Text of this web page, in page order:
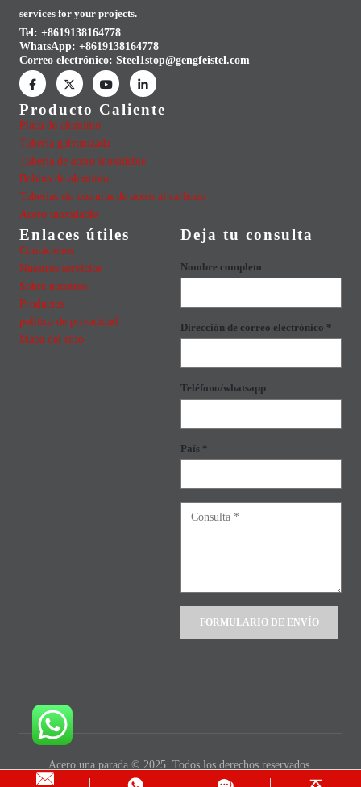
services for your projects.
Tel: +8619138164778
WhatsApp: +8619138164778
Correo electrónico: Steel1stop@gengfeistel.com
Producto Caliente
Placa de aluminio
Tubería galvanizada
Tubería de acero inoxidable
Bobina de aluminio
Tuberías sin costuras de acero al carbono
Acero inoxidable
Enlaces útiles
Contáctenos
Nuestros servicios
Sobre nosotros
Productos
política de privacidad
Mapa del sitio
Deja tu consulta
Nombre completo
Dirección de correo electrónico *
Teléfono/whatsapp
País *
Acero una parada © 2025. Todos los derechos reservados.